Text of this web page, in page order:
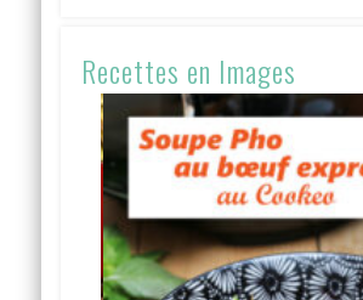
Recettes en Images